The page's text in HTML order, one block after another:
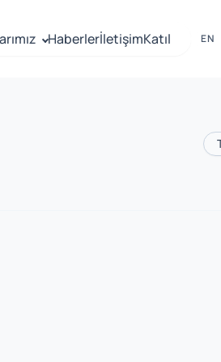
HaberlerİletişimKatıl EN